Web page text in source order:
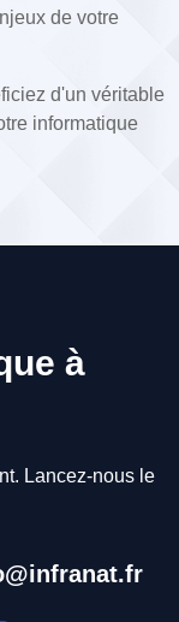
de votre
d'un véritable
informatique
à
Lancez-nous le